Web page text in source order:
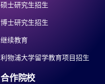
硕士研究生招生
博士研究生招生
继续教育
利物浦大学留学教育项目招生
合作院校